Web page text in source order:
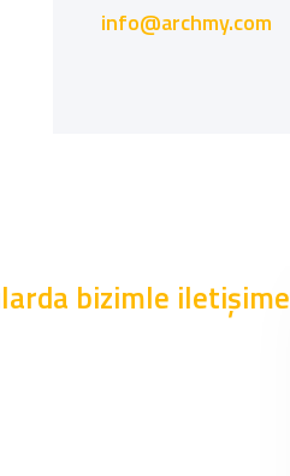
info@archmy.com
bizimle iletişime